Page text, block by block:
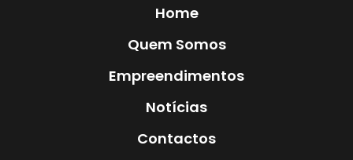
Home
Quem Somos
Empreendimentos
Notícias
Contactos